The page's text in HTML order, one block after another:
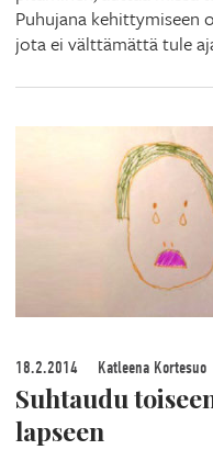
Puhujana kehittymiseen
jota ei välttämättä tule
18.2.2014 Katleena Kortesuo
Suhtaudu
lapseen